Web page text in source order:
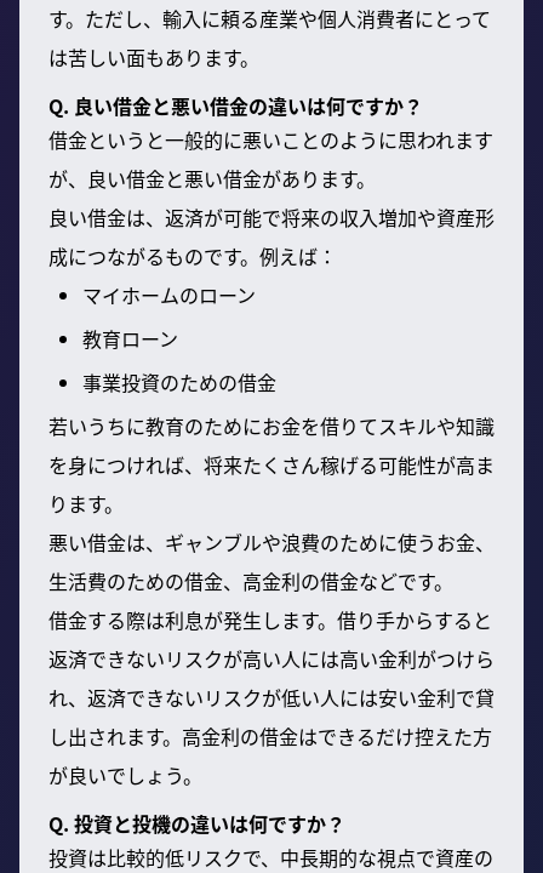
す。ただし、輸入に頼る産業や個人消費者にとって
は苦しい面もあります。
Q. 良い借金と悪い借金の違いは何ですか？
借金というと一般的に悪いことのように思われます
が、良い借金と悪い借金があります。
良い借金は、返済が可能で将来の収入増加や資産形
成につながるものです。例えば：
マイホームのローン
教育ローン
事業投資のための借金
若いうちに教育のためにお金を借りてスキルや知識
を身につければ、将来たくさん稼げる可能性が高ま
ります。
悪い借金は、ギャンブルや浪費のために使うお金、
生活費のための借金、高金利の借金などです。
借金する際は利息が発生します。借り手からすると
返済できないリスクが高い人には高い金利がつけら
れ、返済できないリスクが低い人には安い金利で貸
し出されます。高金利の借金はできるだけ控えた方
が良いでしょう。
Q. 投資と投機の違いは何ですか？
投資は比較的低リスクで、中長期的な視点で資産の